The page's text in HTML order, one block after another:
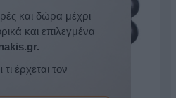
και δώρα μέχρι
και επιλεγμένα